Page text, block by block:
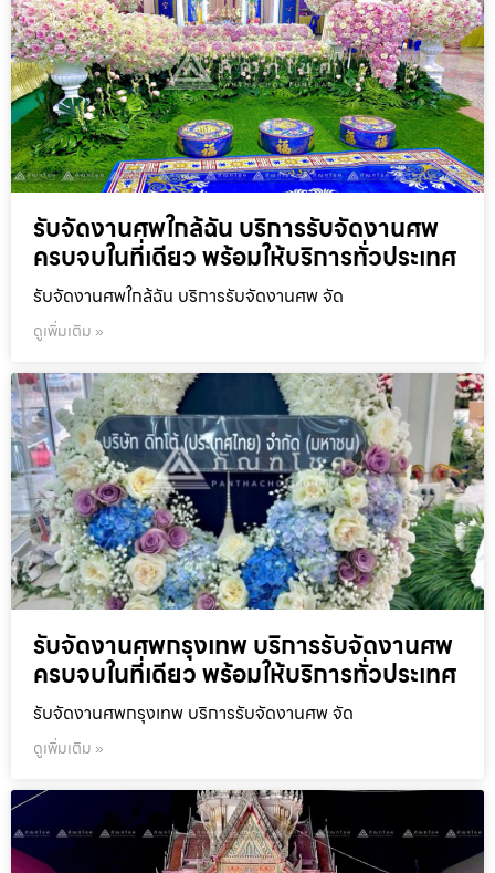
รับจัดงานศพใกล้ฉัน บริการรับจัดงานศพ
ครบจบในที่เดียว พร้อมให้บริการทั่วประเทศ
รับจัดงานศพใกล้ฉัน บริการรับจัดงานศพ จัด
ดูเพิ่มเติม »
รับจัดงานศพกรุงเทพ บริการรับจัดงานศพ
ครบจบในที่เดียว พร้อมให้บริการทั่วประเทศ
รับจัดงานศพกรุงเทพ บริการรับจัดงานศพ จัด
ดูเพิ่มเติม »